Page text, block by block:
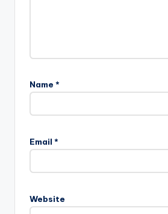
Name *
Email *
Website